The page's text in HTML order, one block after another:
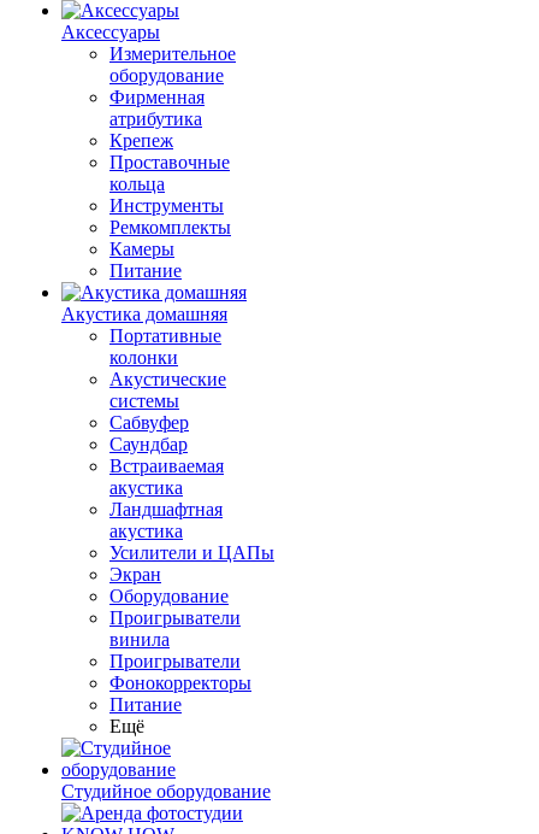
Аксессуары
Измерительное
оборудование
Фирменная
атрибутика
Крепеж
Проставочные
кольца
Инструменты
Ремкомплекты
Камеры
Питание
Акустика домашняя
Портативные
колонки
Акустические
системы
Сабвуфер
Саундбар
Встраиваемая
акустика
Ландшафтная
акустика
Усилители и ЦАПы
Экран
Оборудование
Проигрыватели
винила
Проигрыватели
Фонокорректоры
Питание
Ещё
Студийное оборудование